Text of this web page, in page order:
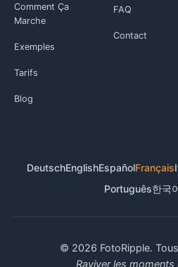
Comment Ça
Marche
Exemples
Tarifs
Blog
FAQ
Contact
DeutschEnglishEspañolFrançais
Português한국
© 2026 FotoRipple.
Raviver les